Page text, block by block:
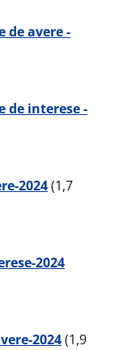
de avere -
de interese -
2024(1,7
2024
2024(1,9